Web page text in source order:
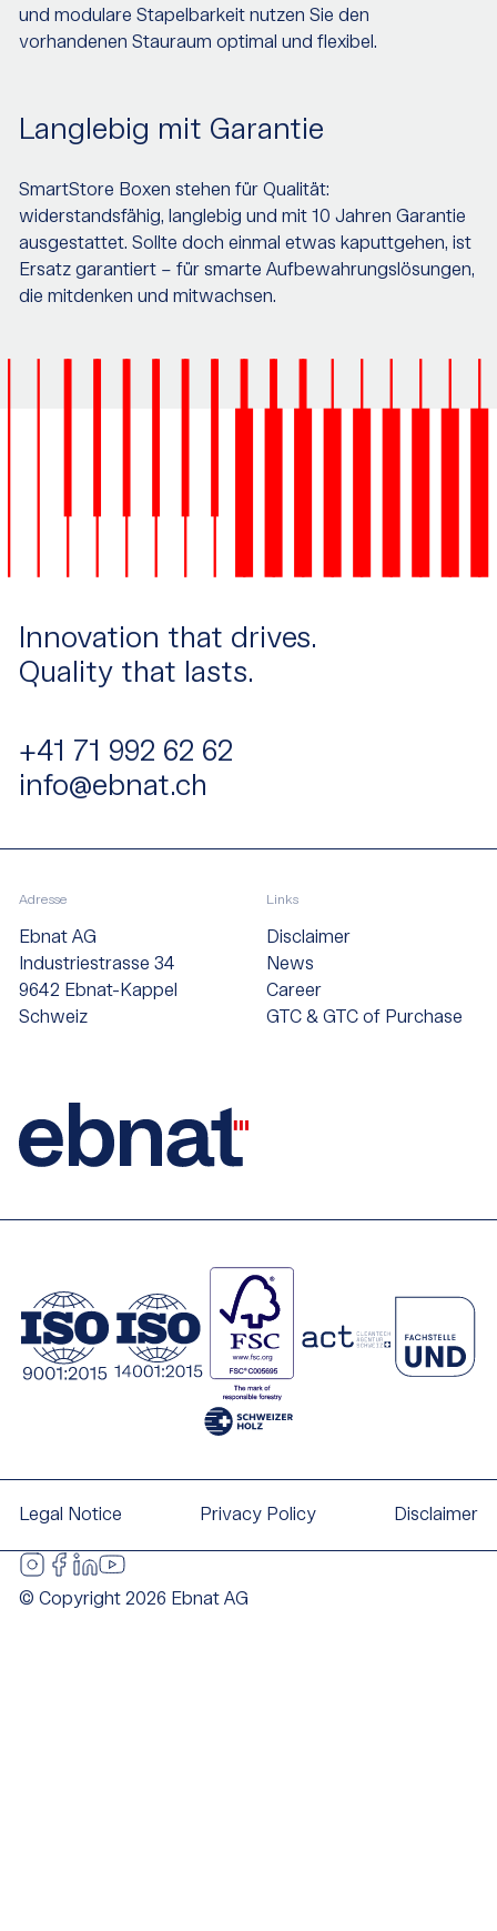
und modulare Stapelbarkeit nutzen Sie den
vorhandenen Stauraum optimal und flexibel.
Langlebig mit Garantie
SmartStore Boxen stehen für Qualität:
widerstandsfähig, langlebig und mit 10 Jahren Garantie
ausgestattet. Sollte doch einmal etwas kaputtgehen, ist
Ersatz garantiert – für smarte Aufbewahrungslösungen,
die mitdenken und mitwachsen.
Innovation that drives.
Quality that lasts.
+41 71 992 62 62
info@ebnat.ch
Adresse
Ebnat AG
Industriestrasse 34
9642 Ebnat-Kappel
Schweiz
Links
Disclaimer
News
Career
GTC & GTC of Purchase
Legal Notice Privacy Policy Disclaimer
© Copyright 2026 Ebnat AG